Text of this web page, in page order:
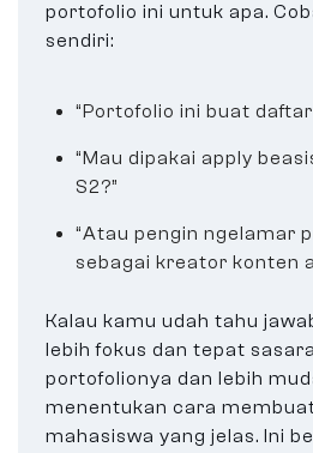
portofolio ini untuk apa.
sendiri:
“Portofolio ini buat daftar
“Mau dipakai apply
S2?”
“Atau pengin ngelamar
sebagai kreator konten
Kalau kamu udah tahu
lebih fokus dan tepat
portofolionya dan lebih
menentukan cara
mahasiswa yang jelas. Ini